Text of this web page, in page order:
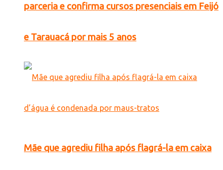
parceria e confirma cursos presenciais em Feijó
e Tarauacá por mais 5 anos
Mãe que agrediu filha após flagrá-la em caixa